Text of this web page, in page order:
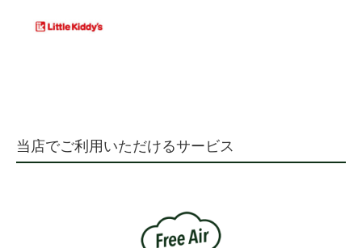
当店でご利用いただけるサービス